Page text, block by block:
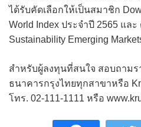
ได้รับคัดเลือกให้เป็นสมาชิก
World Index ประจำปี 2565 แล
Sustainability Emerging
สำหรับผู้ลงทุนที่สนใจ สอบถามร
ธนาคารกรุงไทยทุกสาขาหรือ
โทร. 02-111-1111 หรือ